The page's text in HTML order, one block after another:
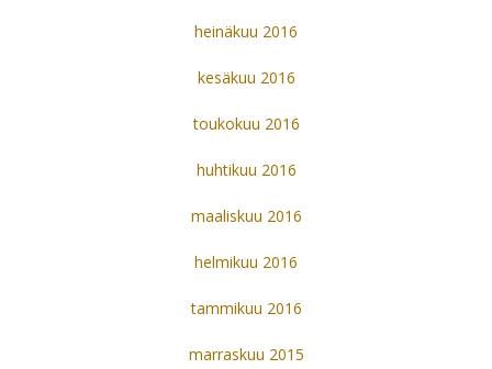
heinäkuu 2016
kesäkuu 2016
toukokuu 2016
huhtikuu 2016
maaliskuu 2016
helmikuu 2016
tammikuu 2016
marraskuu 2015